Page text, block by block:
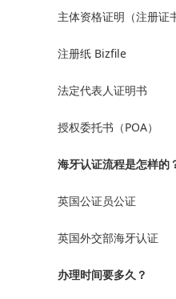
主体资格证明（注册证
注册纸 Bizfile
法定代表人证明书
授权委托书（POA）
海牙认证流程是怎样的
英国公证员公证
英国外交部海牙认证
办理时间要多久？